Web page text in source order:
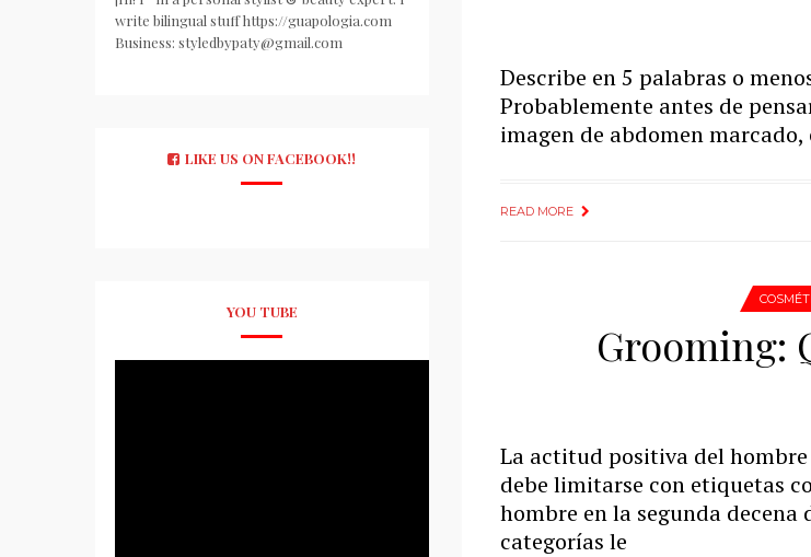
Describe en 5 palabras o
Probablemente antes de
imagen de abdomen
READ MORE
Grooming:
La actitud positiva del
debe limitarse con etiquetas
hombre en la segunda decena
categorías le
write bilingual stuff https://guapologia.com
Business: styledbypaty@gmail.com
LIKE US ON FACEBOOK!!
YOU TUBE